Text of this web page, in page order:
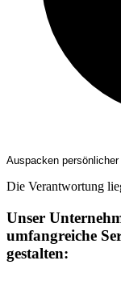
Auspacken
Die Verantwortung
Unser
umfangreiche
gestalten: